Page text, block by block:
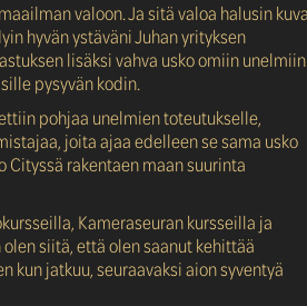
valoon. Ja sitä valoa halusin
hyvän ystäväni Juhan yrityksen
lisäksi vahva usko omiin unelmiin.
pysyvän kodin.
pohjaa unelmien toteutukselle,
joita ajaa edelleen se sama usko
Cityssä rakentaen maan suurinta
Kameraseuran kursseilla ja
siitä, että olen saanut kehittää
kun jatkuu, seuraavaksi aion syventyä